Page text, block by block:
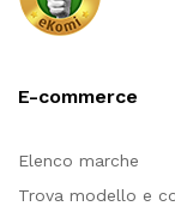
E-commerce
Elenco marche
Trova modello e